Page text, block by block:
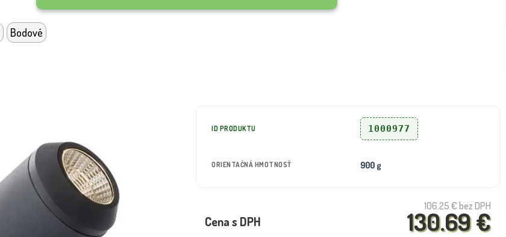
Bodové
ID PRODUKTU 1000977
ORIENTAČNÁ HMOTNOSŤ 900 g
106.25 € bez DPH
130.69 €
Cena s DPH